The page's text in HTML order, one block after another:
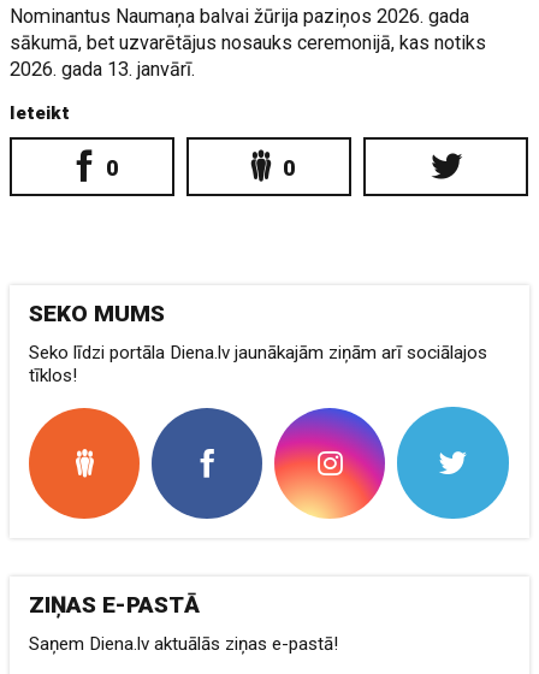
Nominantus Naumaņa balvai žūrija paziņos 2026. gada
sākumā, bet uzvarētājus nosauks ceremonijā, kas notiks
2026. gada 13. janvārī.
Ieteikt
0 0
SEKO MUMS
Seko līdzi portāla Diena.lv jaunākajām ziņām arī sociālajos
tīklos!
ZIŅAS E-PASTĀ
Saņem Diena.lv aktuālās ziņas e-pastā!